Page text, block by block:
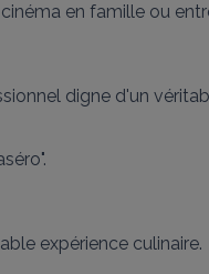
en famille ou
digne d'un
expérience culinaire.